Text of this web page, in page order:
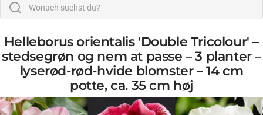
Helleborus orientalis 'Double Tricolour' –
stedsegrøn og nem at passe – 3 planter –
lyserød-rød-hvide blomster – 14 cm
potte, ca. 35 cm høj